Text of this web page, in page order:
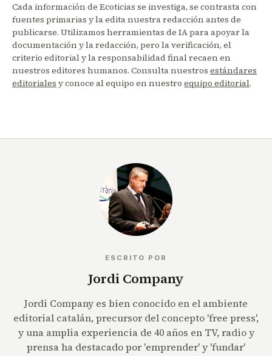
Cada información de Ecoticias se investiga, se contrasta con
fuentes primarias y la edita nuestra redacción antes de
publicarse. Utilizamos herramientas de IA para apoyar la
documentación y la redacción, pero la verificación, el
criterio editorial y la responsabilidad final recaen en
nuestros editores humanos. Consulta nuestros estándares
editoriales y conoce al equipo en nuestro equipo editorial.
ESCRITO POR
Jordi Company
Jordi Company es bien conocido en el ambiente
editorial catalán, precursor del concepto 'free press',
y una amplia experiencia de 40 años en TV, radio y
prensa ha destacado por 'emprender' y 'fundar'